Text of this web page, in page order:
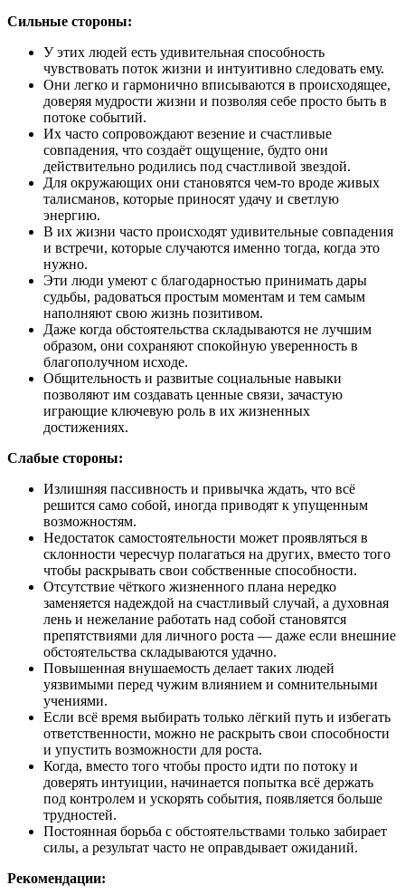
Сильные стороны:
У этих людей есть удивительная способность
чувствовать поток жизни и интуитивно следовать ему.
Они легко и гармонично вписываются в происходящее,
доверяя мудрости жизни и позволяя себе просто быть в
потоке событий.
Их часто сопровождают везение и счастливые
совпадения, что создаёт ощущение, будто они
действительно родились под счастливой звездой.
Для окружающих они становятся чем-то вроде живых
талисманов, которые приносят удачу и светлую
энергию.
В их жизни часто происходят удивительные совпадения
и встречи, которые случаются именно тогда, когда это
нужно.
Эти люди умеют с благодарностью принимать дары
судьбы, радоваться простым моментам и тем самым
наполняют свою жизнь позитивом.
Даже когда обстоятельства складываются не лучшим
образом, они сохраняют спокойную уверенность в
благополучном исходе.
Общительность и развитые социальные навыки
позволяют им создавать ценные связи, зачастую
играющие ключевую роль в их жизненных
достижениях.
Слабые стороны:
Излишняя пассивность и привычка ждать, что всё
решится само собой, иногда приводят к упущенным
возможностям.
Недостаток самостоятельности может проявляться в
склонности чересчур полагаться на других, вместо того
чтобы раскрывать свои собственные способности.
Отсутствие чёткого жизненного плана нередко
заменяется надеждой на счастливый случай, а духовная
лень и нежелание работать над собой становятся
препятствиями для личного роста — даже если внешние
обстоятельства складываются удачно.
Повышенная внушаемость делает таких людей
уязвимыми перед чужим влиянием и сомнительными
учениями.
Если всё время выбирать только лёгкий путь и избегать
ответственности, можно не раскрыть свои способности
и упустить возможности для роста.
Когда, вместо того чтобы просто идти по потоку и
доверять интуиции, начинается попытка всё держать
под контролем и ускорять события, появляется больше
трудностей.
Постоянная борьба с обстоятельствами только забирает
силы, а результат часто не оправдывает ожиданий.
Рекомендации: